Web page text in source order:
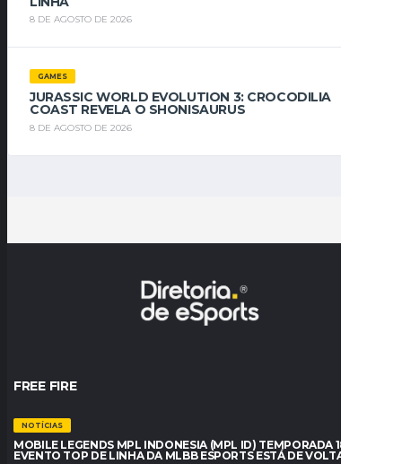
8 DE AGOSTO DE 2026
GAMES
JURASSIC WORLD EVOLUTION 3: CROCODILIA
COAST REVELA O SHONISAURUS
8 DE AGOSTO DE 2026
FREE FIRE
NOTÍCIAS
MOBILE LEGENDS MPL INDONESIA (MPL ID) TEMPORADA 18: O
EVENTO TOP DE LINHA DA MLBB ESPORTS ESTÁ DE VOLTA